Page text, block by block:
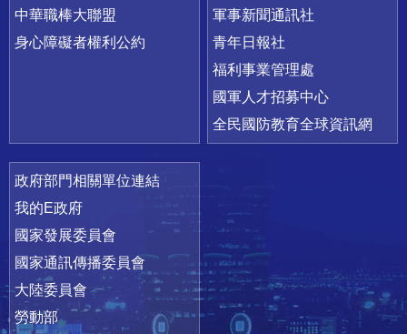
中華職棒大聯盟
身心障礙者權利公約
軍事新聞通訊社
青年日報社
福利事業管理處
國軍人才招募中心
全民國防教育全球資訊網
政府部門相關單位連結
我的E政府
國家發展委員會
國家通訊傳播委員會
大陸委員會
勞動部